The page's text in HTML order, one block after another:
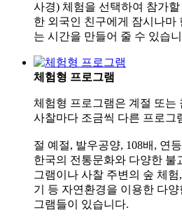
사경) 체험을 선택하여 참가
한 외국인 친구에게 잠시나마
는 시간을 만들어 줄 수 있습
체험형 프로그램
체험형 프로그램은 계절 또는
사찰마다 조금씩 다른 프로그
절 예절, 발우공양, 108배, 연
한국의 전통문화와 다양한 불
그램이나 사찰 주변의 숲 체
기 등 자연환경을 이용한 다
그램들이 있습니다.